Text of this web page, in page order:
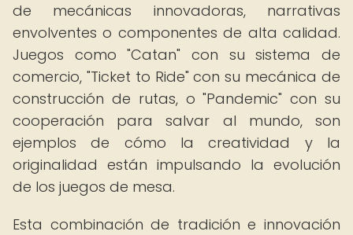
de mecánicas innovadoras, narrativas
envolventes o componentes de alta calidad.
Juegos como "Catan" con su sistema de
comercio, "Ticket to Ride" con su mecánica de
construcción de rutas, o "Pandemic" con su
cooperación para salvar al mundo, son
ejemplos de cómo la creatividad y la
originalidad están impulsando la evolución
de los juegos de mesa.
Esta combinación de tradición e innovación